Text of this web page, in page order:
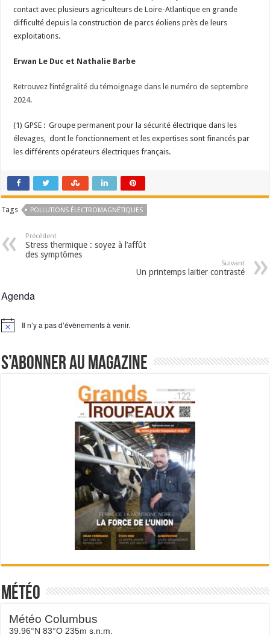
contact avec plusieurs agriculteurs de Loire-Atlantique en grande
difficulté depuis la construction de parcs éoliens près de leurs
exploitations.
Erwan Le Duc et Nathalie Barbe
Retrouvez l’intégralité du témoignage dans le numéro de septembre
2024.
(1) GPSE : Groupe permanent pour la sécurité électrique dans les
élevages, dont le fonctionnement et les expertises sont financés par
les différents opérateurs électriques français.
Tags POLLUTIONS ÉLECTROMAGNÉTIQUES
Précédent
Stress thermique : soyez à l’affût
des symptômes
Suivant
Un printemps laitier contrasté
Agenda
Notice Il n’y a pas d’évènements à venir.
S’abonner au magazine
Météo